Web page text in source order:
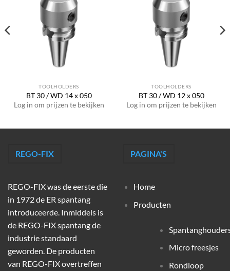
TOOLHOLDERS
BT 30 / WD 14 x 050
Log in om prijzen te bekijken
TOOLHOLDERS
BT 30 / WD 12 x 050
Log in om prijzen te bekijken
REGO-FIX
REGO-FIX was de eerste die
in 1972 de ER spantang
introduceerde. Inmiddels is
de REGO-FIX spantang de
industrie standaard
geworden. De producten
van REGO-FIX overtreffen
PAGINA'S
Home
Producten
Micro freesjes
Rondloop